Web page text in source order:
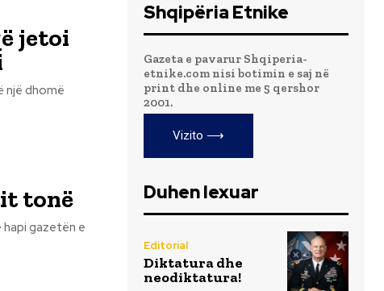
jetoi
tonë
Shqipëria Etnike
Gazeta e pavarur Shqiperia-
etnike.com nisi botimin e saj në
print dhe online me 5 qershor
2001.
Vizito ⟶
Duhen lexuar
Editorial
Diktatura dhe
neodiktatura!